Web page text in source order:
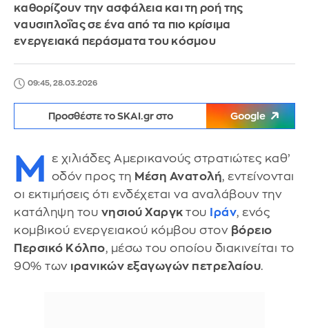
καθορίζουν την ασφάλεια και τη ροή της
ναυσιπλοΐας σε ένα από τα πιο κρίσιμα
ενεργειακά περάσματα του κόσμου
09:45, 28.03.2026
Προσθέστε το SKAI.gr στο Google
Μ
ε χιλιάδες Αμερικανούς στρατιώτες καθ’
οδόν προς τη Μέση Ανατολή, εντείνονται
οι εκτιμήσεις ότι ενδέχεται να αναλάβουν την
κατάληψη του νησιού Χαργκ του Ιράν, ενός
κομβικού ενεργειακού κόμβου στον βόρειο
Περσικό Κόλπο, μέσω του οποίου διακινείται το
90% των ιρανικών εξαγωγών πετρελαίου.